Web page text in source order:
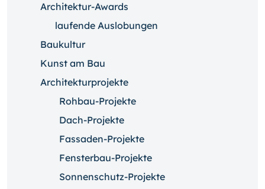
Architektur-Awards
laufende Auslobungen
Baukultur
Kunst am Bau
Architekturprojekte
Rohbau-Projekte
Dach-Projekte
Fassaden-Projekte
Fensterbau-Projekte
Sonnenschutz-Projekte